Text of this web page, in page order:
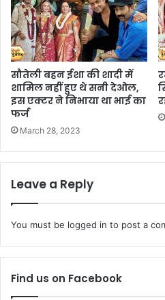
सौतेली बहन ईशा की शादी में
शामिल नहीं हुए थे सनी देओल,
इस एक्टर ने निभाया था भाई का
फर्ज
March 28, 2023
Leave a Reply
You must be logged in to post a
Find us on Facebook